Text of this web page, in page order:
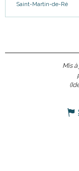
Saint-Martin-de-Ré
Mis